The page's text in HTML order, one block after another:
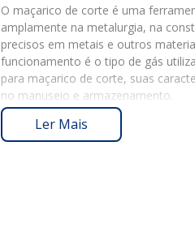
O maçarico de corte é uma
amplamente na metalurgia, na
precisos em metais e outros
funcionamento é o tipo de gás
para maçarico de corte, suas
no manuseio e armazenamento.
Ler Mais